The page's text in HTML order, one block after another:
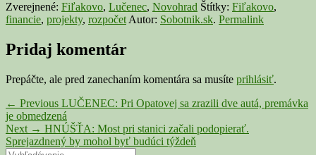
Zverejnené: Fiľakovo, Lučenec, Novohrad Štítky: Fiľakovo,
financie, projekty, rozpočetAutor: Sobotnik.sk. Permalink
Pridaj komentár
Prepáčte, ale pred zanechaním komentára sa musíte prihlásiť.
Navigácia
v
článku
← Previous Previous
post:
LUČENEC: Pri Opatovej sa zrazili dve autá, premávka
je obmedzená
Next → Next
post:
HNÚŠŤA: Most pri stanici začali podopierať.
Sprejazdnený by mohol byť budúci týždeň